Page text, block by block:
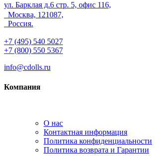
ул. Барклая д.6 стр. 5, офис 116,
Москва, 121087,
Россия.
+7 (495) 540 5027
+7 (800) 550 5367
info@cdolls.ru
Компания
О нас
Контактная информация
Политика конфиденциальности
Политика возврата и Гарантии